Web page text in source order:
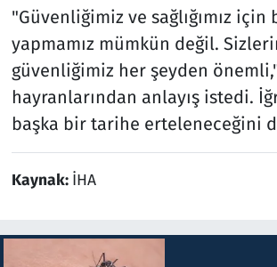
"Güvenliğimiz ve sağlığımız için
yapmamız mümkün değil.
güvenliğimiz her şeyden
hayranlarından anlayış istedi.
başka bir tarihe erteleneceğini
Kaynak: İHA